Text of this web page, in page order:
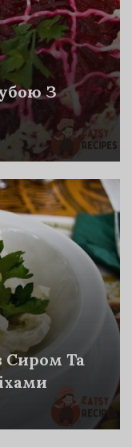
З
Сиром Та